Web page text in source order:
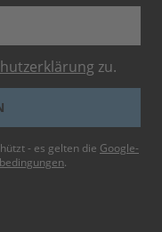
zu.
- es gelten die Google-
.